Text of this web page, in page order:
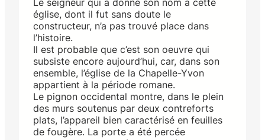
église, dont il fut sans doute le
constructeur, n’a pas trouvé place dans
l’histoire.
Il est probable que c’est son oeuvre qui
subsiste encore aujourd’hui, car, dans son
ensemble, l’église de la Chapelle-Yvon
appartient à la période romane.
Le pignon occidental montre, dans le plein
des murs soutenus par deux contreforts
plats, l’appareil bien caractérisé en feuilles
de fougère. La porte a été percée